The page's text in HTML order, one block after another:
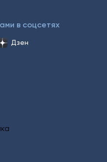
в соцсетях
Дзен